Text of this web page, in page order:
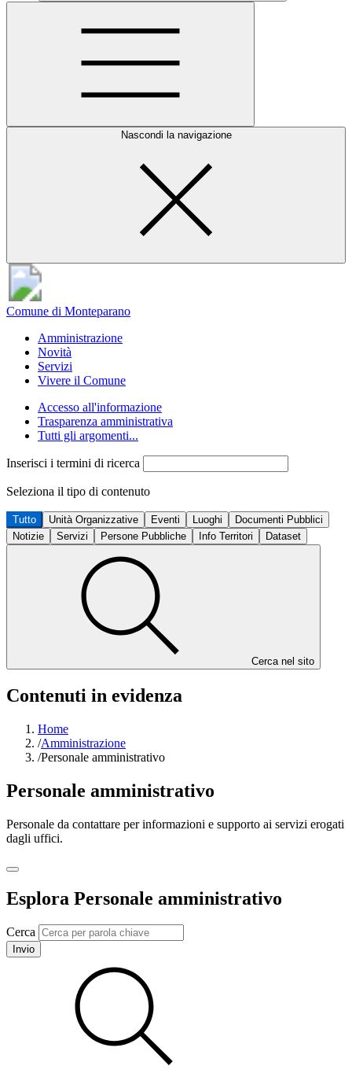
Nascondi la navigazione
Comune di Monteparano
Amministrazione
Novità
Servizi
Vivere il Comune
Accesso all'informazione
Trasparenza amministrativa
Tutti gli argomenti...
Inserisci i termini di ricerca
Seleziona il tipo di contenuto
Tutto Unità Organizzative Eventi Luoghi
Documenti Pubblici
Notizie
Servizi Persone Pubbliche Info Territori Dataset
Cerca nel sito
Contenuti in evidenza
Home
/Amministrazione
/Personale amministrativo
Personale amministrativo
Personale da contattare per informazioni e supporto ai servizi erogati
dagli uffici.
Esplora Personale amministrativo
Cerca
Invio